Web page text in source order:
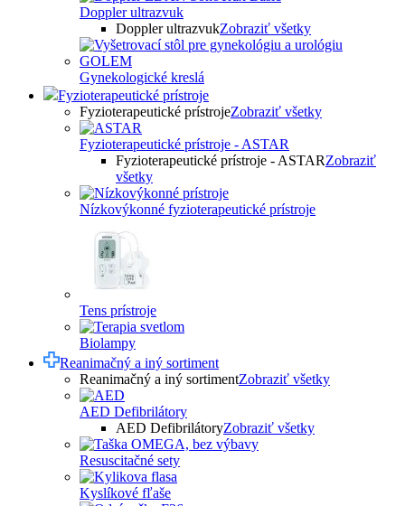
Doppler ultrazvuk
Doppler ultrazvukZobraziť všetky
Gynekologické kreslá
Fyzioterapeutické prístroje
Fyzioterapeutické prístrojeZobraziť všetky
Fyzioterapeutické prístroje - ASTAR
Fyzioterapeutické prístroje - ASTARZobraziť
všetky
Nízkovýkonné fyzioterapeutické prístroje
Tens prístroje
Biolampy
Reanimačný a iný sortiment
Reanimačný a iný sortimentZobraziť všetky
AED Defibrilátory
AED DefibrilátoryZobraziť všetky
Resuscitačné sety
Kyslíkové fľaše